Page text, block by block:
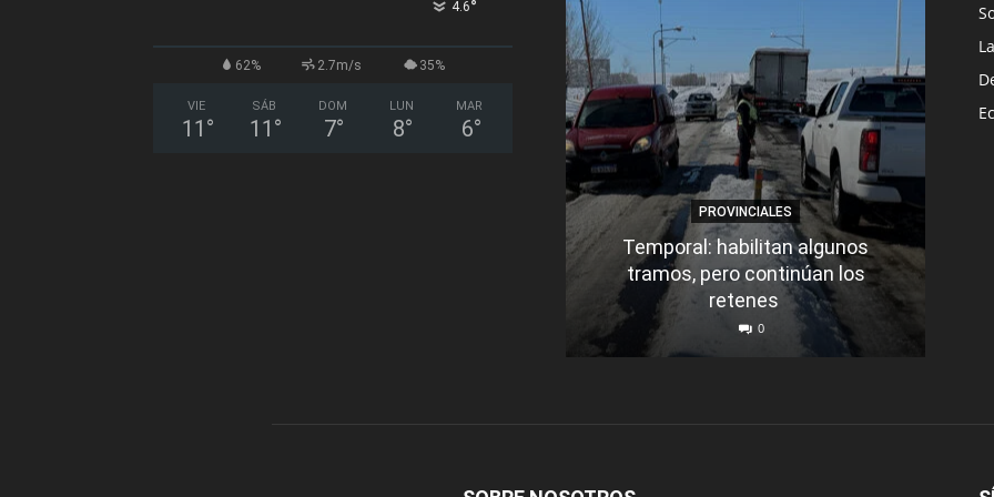
4.6°
62% 2.7m/s 35%
VIE
11 °
SÁB
11 °
DOM
7°
LUN
8°
MAR
6°
PROVINCIALES
Temporal: habilitan algunos
tramos, pero continúan los
retenes
0